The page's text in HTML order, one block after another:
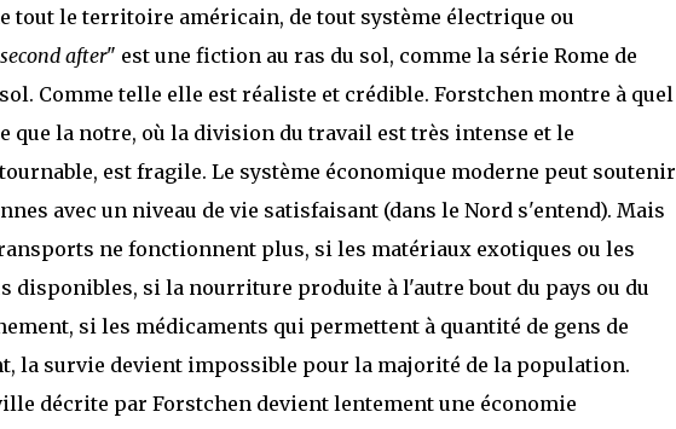
tout le territoire américain, de tout système électrique ou
after" est une fiction au ras du sol, comme la série Rome de
Comme telle elle est réaliste et crédible. Forstchen montre à quel
que la notre, où la division du travail est très intense et le
est fragile. Le système économique moderne peut soutenir
avec un niveau de vie satisfaisant (dans le Nord s'entend). Mais
ne fonctionnent plus, si les matériaux exotiques ou les
disponibles, si la nourriture produite à l'autre bout du pays ou du
si les médicaments qui permettent à quantité de gens de
la survie devient impossible pour la majorité de la population.
décrite par Forstchen devient lentement une économie